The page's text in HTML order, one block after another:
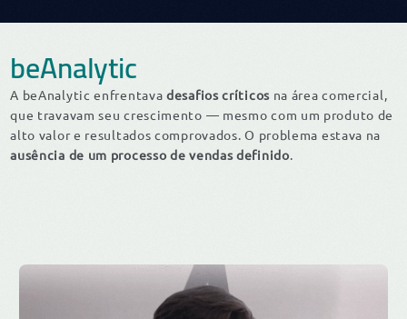
beAnalytic
A beAnalytic enfrentavadesafios críticosna área comercial,
que travavam seu crescimento — mesmo com um produto de
alto valor e resultados comprovados. O problema estava na
ausência de um processo de vendas definido.